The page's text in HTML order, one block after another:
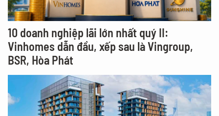
10 doanh nghiệp lãi lớn nhất quý II:
Vinhomes dẫn đầu, xếp sau là Vingroup,
BSR, Hòa Phát